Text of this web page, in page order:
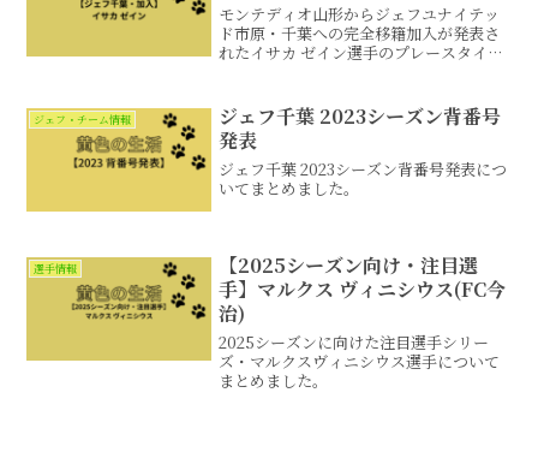
モンテディオ山形からジェフユナイテッ
ド市原・千葉への完全移籍加入が発表さ
れたイサカ ゼイン選手のプレースタイル
ジェフ・チーム情報
ジェフ千葉 2023シーズン背番号
発表
ジェフ千葉 2023シーズン背番号発表につ
いてまとめました。
選手情報
【2025シーズン向け・注目選
手】マルクス ヴィニシウス(FC今
治)
2025シーズンに向けた注目選手シリー
ズ・マルクスヴィニシウス選手について
まとめました。